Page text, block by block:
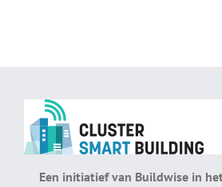
Een initiatief van Buildwise in